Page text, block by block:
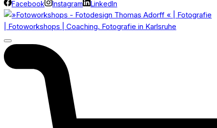
Facebook Instagram LinkedIn